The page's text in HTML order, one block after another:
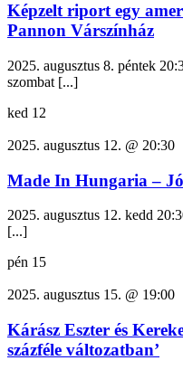
Képzelt riport egy
Pannon Várszínház
2025. augusztus 8. péntek
szombat [...]
ked 12
2025. augusztus 12. @ 20:30
Made In Hungaria –
2025. augusztus 12. kedd
[...]
pén 15
2025. augusztus 15. @ 19:00
Kárász Eszter és
százféle változatban’